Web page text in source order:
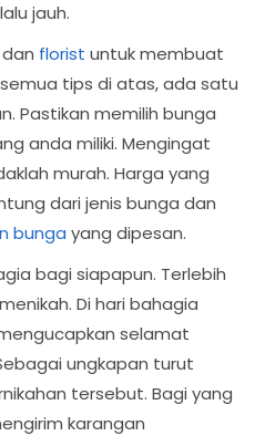
jauh.
florist untuk membuat
tips di atas, ada satu
Pastikan memilih bunga
anda miliki. Mengingat
murah. Harga yang
dari jenis bunga dan
bunga yang dipesan.
bagi siapapun. Terlebih
Di hari bahagia
selamat
ungkapan turut
tersebut. Bagi yang
karangan